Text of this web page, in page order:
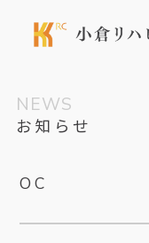
NEWS
お知らせ
OC